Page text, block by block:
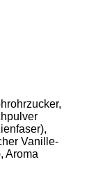
Vanille-
Aroma